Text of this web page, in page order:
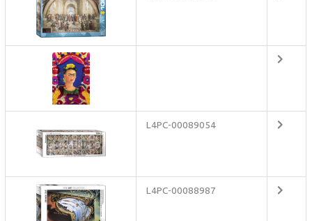
L4PC-00089054
L4PC-00088987